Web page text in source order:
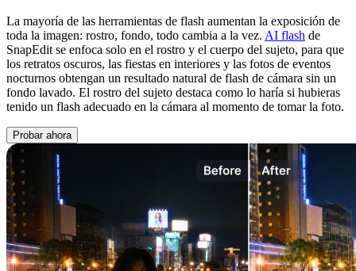
La mayoría de las herramientas de flash aumentan la exposición de
toda la imagen: rostro, fondo, todo cambia a la vez. AI flash de
SnapEdit se enfoca solo en el rostro y el cuerpo del sujeto, para que
los retratos oscuros, las fiestas en interiores y las fotos de eventos
nocturnos obtengan un resultado natural de flash de cámara sin un
fondo lavado. El rostro del sujeto destaca como lo haría si hubieras
tenido un flash adecuado en la cámara al momento de tomar la foto.
Probar ahora